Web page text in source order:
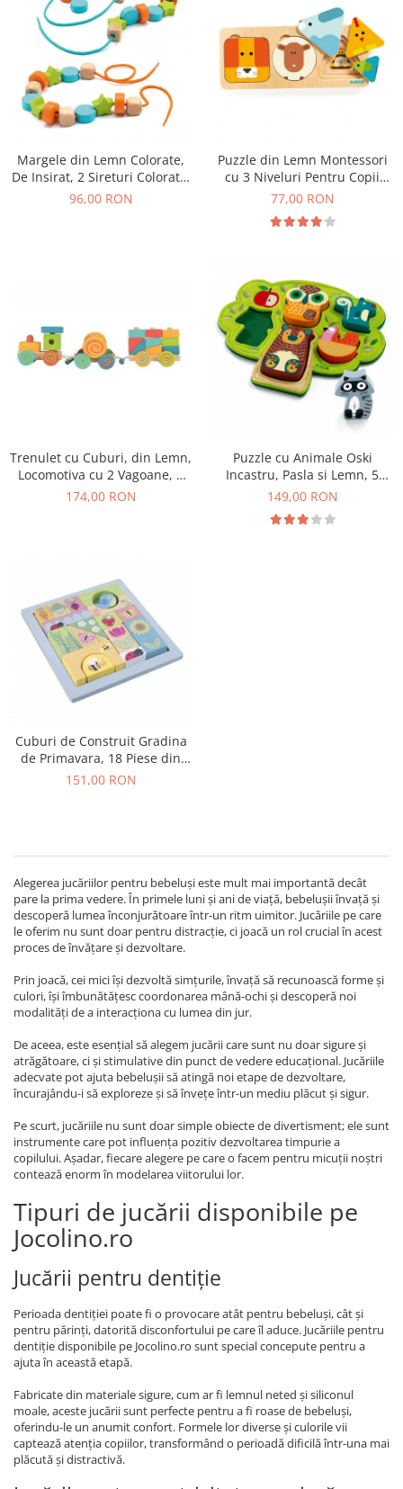
Margele din Lemn Colorate,
De Insirat, 2 Sireturi Colorate,
24 Margele
96,00 RON
Puzzle din Lemn Montessori
cu 3 Niveluri Pentru Copii
Mici, Animale si Forme
77,00 RON
Trenulet cu Cuburi, din Lemn,
Locomotiva cu 2 Vagoane, 9
Blocuri si Clopotel, 12+ Luni
174,00 RON
Puzzle cu Animale Oski
Incastru, Pasla si Lemn, 5
Animale, 12+ Luni
149,00 RON
Cuburi de Construit Gradina
de Primavara, 18 Piese din
Lemn
151,00 RON
Alegerea jucăriilor pentru bebeluși este mult mai importantă decât
pare la prima vedere. În primele luni și ani de viață, bebelușii învață și
descoperă lumea înconjurătoare într-un ritm uimitor. Jucăriile pe care
le oferim nu sunt doar pentru distracție, ci joacă un rol crucial în acest
proces de învățare și dezvoltare.
Prin joacă, cei mici își dezvoltă simțurile, învață să recunoască forme și
culori, își îmbunătățesc coordonarea mână-ochi și descoperă noi
modalități de a interacționa cu lumea din jur.
De aceea, este esențial să alegem jucării care sunt nu doar sigure și
atrăgătoare, ci și stimulative din punct de vedere educațional. Jucăriile
adecvate pot ajuta bebelușii să atingă noi etape de dezvoltare,
încurajându-i să exploreze și să învețe într-un mediu plăcut și sigur.
Pe scurt, jucăriile nu sunt doar simple obiecte de divertisment; ele sunt
instrumente care pot influența pozitiv dezvoltarea timpurie a
copilului. Așadar, fiecare alegere pe care o facem pentru micuții noștri
contează enorm în modelarea viitorului lor.
Tipuri de jucării disponibile pe
Jocolino.ro
Jucării pentru dentiție
Perioada dentiției poate fi o provocare atât pentru bebeluși, cât și
pentru părinți, datorită disconfortului pe care îl aduce. Jucăriile pentru
dentiție disponibile pe Jocolino.ro sunt special concepute pentru a
ajuta în această etapă.
Fabricate din materiale sigure, cum ar fi lemnul neted și siliconul
moale, aceste jucării sunt perfecte pentru a fi roase de bebeluși,
oferindu-le un anumit confort. Formele lor diverse și culorile vii
captează atenția copiilor, transformând o perioadă dificilă într-una mai
plăcută și distractivă.